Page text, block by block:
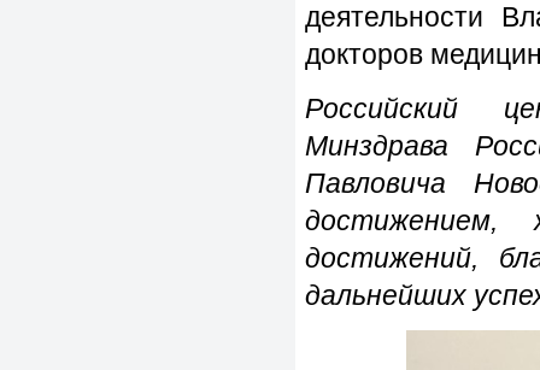
деятельности
докторов
Российский
Минздрава
Павловича
достижений,
дальнейших